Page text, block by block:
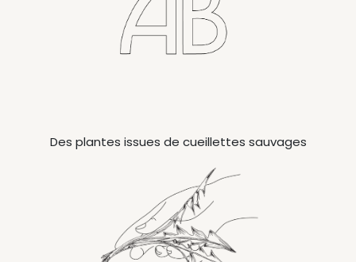
Des plantes issues de cueillettes sauvages